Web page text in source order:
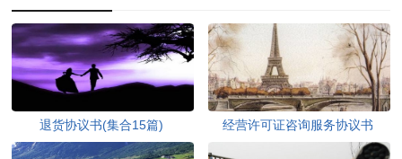
退货协议书(集合15篇) 经营许可证咨询服务协议书